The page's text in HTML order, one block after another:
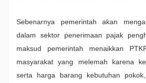
Sebenarnya pemerintah akan
dalam sektor penerimaan pajak
maksud pemerintah menaikkan
masyarakat yang melemah karena
serta harga barang kebutuhan